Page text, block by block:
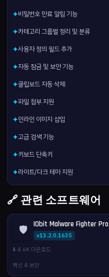
✦비밀번호 만료 알림 기능
✦카테고리 그룹별 정리 및 분류
✦사용자 정의 필드 추가
✦자동 잠금 및 보안 기능
✦클립보드 자동 삭제
✦파일 첨부 지원
✦인라인 이미지 삽입
✦고급 검색 기능
✦키보드 단축키
✦라이트/다크 테마 지원
🔗 관련 소프트웨어
🛡️ IObit Malware Fighter Pro
v13.2.0.1635
⬇️ 4.6K 다운로드
백신 & 보안